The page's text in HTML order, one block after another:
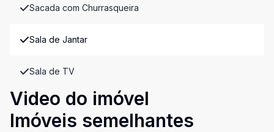
Sacada com Churrasqueira
Sala de Jantar
Sala de TV
Video do imóvel
Imóveis semelhantes